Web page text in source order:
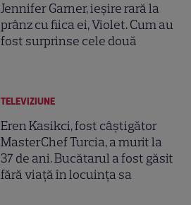
Jennifer Garner, ieșire rară la
prânz cu fiica ei, Violet. Cum au
fost surprinse cele două
TELEVIZIUNE
Eren Kasikci, fost câștigător
MasterChef Turcia, a murit la
37 de ani. Bucătarul a fost găsit
fără viață în locuința sa